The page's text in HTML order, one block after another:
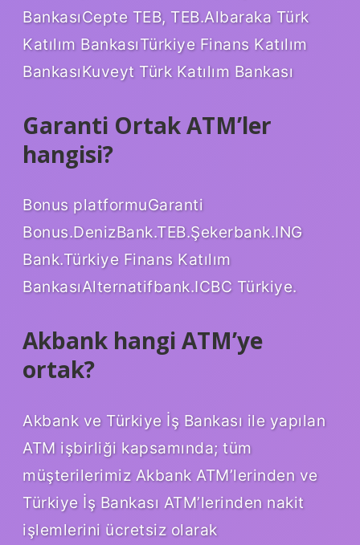
BankasıCepte TEB, TEB.Albaraka Türk
Katılım BankasıTürkiye Finans Katılım
BankasıKuveyt Türk Katılım Bankası
Garanti Ortak ATM’ler
hangisi?
Bonus platformuGaranti
Bonus.DenizBank.TEB.Şekerbank.ING
Bank.Türkiye Finans Katılım
BankasıAlternatifbank.ICBC Türkiye.
Akbank hangi ATM’ye
ortak?
Akbank ve Türkiye İş Bankası ile yapılan
ATM işbirliği kapsamında; tüm
müşterilerimiz Akbank ATM’lerinden ve
Türkiye İş Bankası ATM’lerinden nakit
işlemlerini ücretsiz olarak